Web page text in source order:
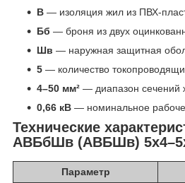
В — изоляция жил из ПВХ-
Бб — броня из двух
Шв — наружная защитная
5 — количество
4–50 мм² — диапазон сечений
0,66 кВ — номинальное
Технические
АВБбШв (АВБШв)
Параметр